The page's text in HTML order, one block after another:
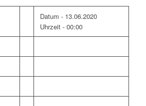
Datum - 13.06.2020
Uhrzeit - 00:00